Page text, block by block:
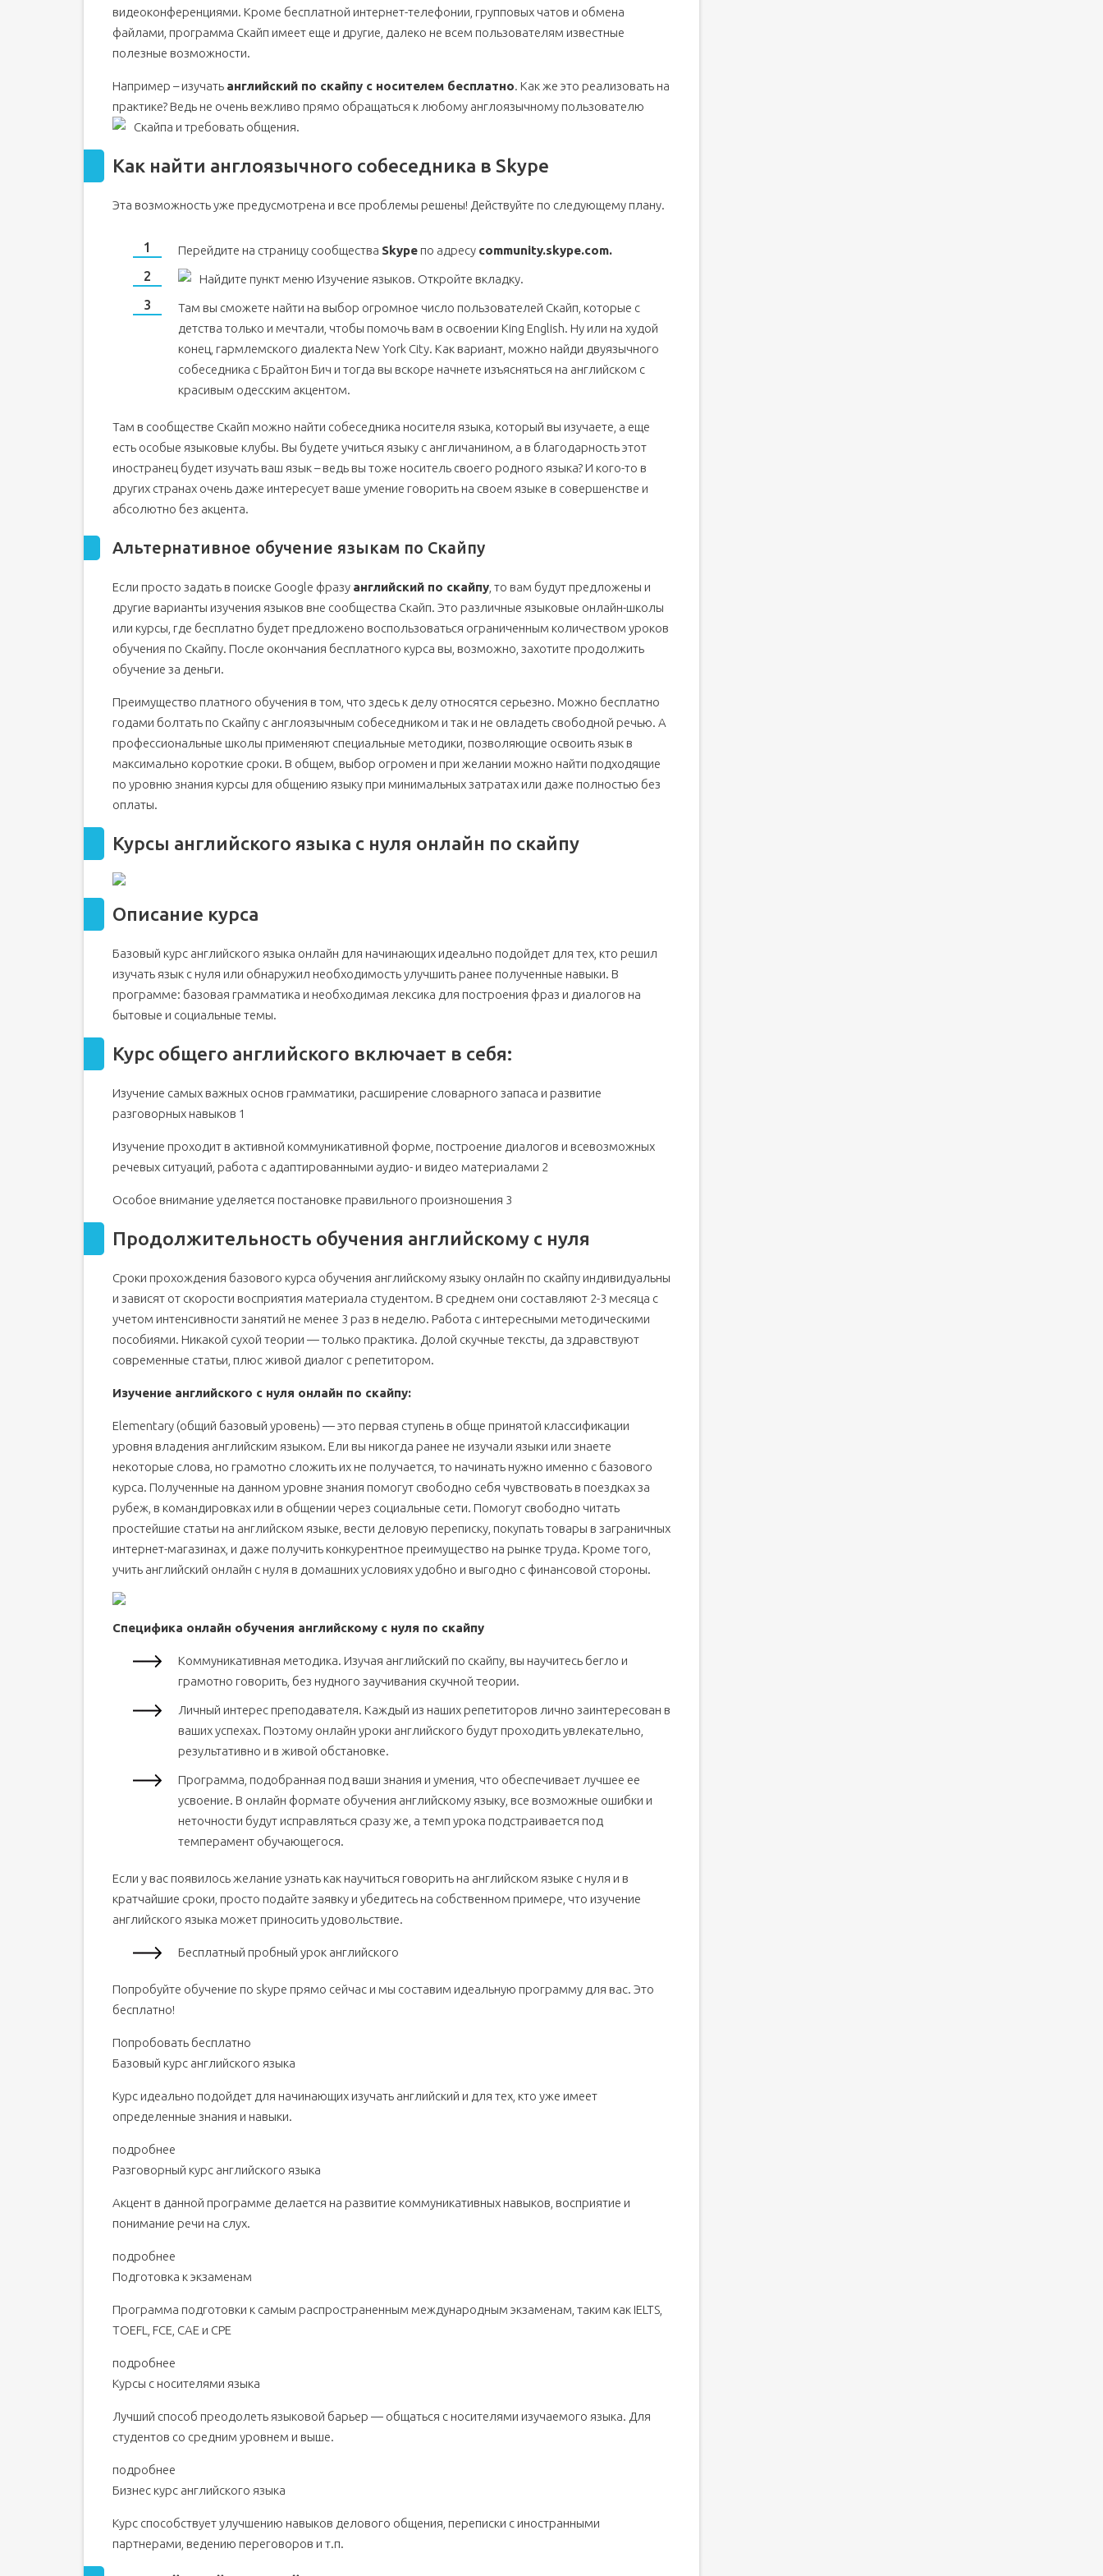
Курс общего английского включает в себя:
Продолжительность обучения английскому с нуля
Go-international
EnglishDom
видеоконференциями. Кроме бесплатной интернет-телефонии, групповых чатов и обмена
файлами, программа Скайп имеет еще и другие, далеко не всем пользователям известные
полезные возможности.
Например – изучать английский по скайпу с носителем бесплатно. Как же это реализовать на
практике? Ведь не очень вежливо прямо обращаться к любому англоязычному пользователю
Скайпа и требовать общения.
Как найти англоязычного собеседника в Skype
Эта возможность уже предусмотрена и все проблемы решены! Действуйте по следующему плану.
Перейдите на страницу сообщества Skype по адресу community.skype.com.
Найдите пункт меню Изучение языков. Откройте вкладку.
Там вы сможете найти на выбор огромное число пользователей Скайп, которые с
детства только и мечтали, чтобы помочь вам в освоении King English. Ну или на худой
конец, гармлемского диалекта New York City. Как вариант, можно найди двуязычного
собеседника с Брайтон Бич и тогда вы вскоре начнете изъясняться на английском с
красивым одесским акцентом.
Там в сообществе Скайп можно найти собеседника носителя языка, который вы изучаете, а еще
есть особые языковые клубы. Вы будете учиться языку с англичанином, а в благодарность этот
иностранец будет изучать ваш язык – ведь вы тоже носитель своего родного языка? И кого-то в
других странах очень даже интересует ваше умение говорить на своем языке в совершенстве и
абсолютно без акцента.
Альтернативное обучение языкам по Скайпу
Если просто задать в поиске Google фразу английский по скайпу , то вам будут предложены и
другие варианты изучения языков вне сообщества Скайп. Это различные языковые онлайн-школы
или курсы, где бесплатно будет предложено воспользоваться ограниченным количеством уроков
обучения по Скайпу. После окончания бесплатного курса вы, возможно, захотите продолжить
обучение за деньги.
Преимущество платного обучения в том, что здесь к делу относятся серьезно. Можно бесплатно
годами болтать по Скайпу с англоязычным собеседником и так и не овладеть свободной речью. А
профессиональные школы применяют специальные методики, позволяющие освоить язык в
максимально короткие сроки. В общем, выбор огромен и при желании можно найти подходящие
по уровню знания курсы для общению языку при минимальных затратах или даже полностью без
оплаты.
Курсы английского языка с нуля онлайн по скайпу
Описание курса
Базовый курс английского языка онлайн для начинающих идеально подойдет для тех, кто решил
изучать язык с нуля или обнаружил необходимость улучшить ранее полученные навыки. В
программе: базовая грамматика и необходимая лексика для построения фраз и диалогов на
бытовые и социальные темы.
Курс общего английского включает в себя:
Изучение самых важных основ грамматики, расширение словарного запаса и развитие
разговорных навыков 1
Изучение проходит в активной коммуникативной форме, построение диалогов и всевозможных
речевых ситуаций, работа с адаптированными аудио- и видео материалами 2
Особое внимание уделяется постановке правильного произношения 3
Продолжительность обучения английскому с нуля
Сроки прохождения базового курса обучения английскому языку онлайн по скайпу индивидуальны
и зависят от скорости восприятия материала студентом. В среднем они составляют 2-3 месяца с
учетом интенсивности занятий не менее 3 раз в неделю. Работа с интересными методическими
пособиями. Никакой сухой теории — только практика. Долой скучные тексты, да здравствуют
современные статьи, плюс живой диалог с репетитором.
Изучение английского с нуля онлайн по скайпу:
Elementary (общий базовый уровень) — это первая ступень в обще принятой классификации
уровня владения английским языком. Ели вы никогда ранее не изучали языки или знаете
некоторые слова, но грамотно сложить их не получается, то начинать нужно именно с базового
курса. Полученные на данном уровне знания помогут свободно себя чувствовать в поездках за
рубеж, в командировках или в общении через социальные сети. Помогут свободно читать
простейшие статьи на английском языке, вести деловую переписку, покупать товары в заграничных
интернет-магазинах, и даже получить конкурентное преимущество на рынке труда. Кроме того,
учить английский онлайн с нуля в домашних условиях удобно и выгодно с финансовой стороны.
Специфика онлайн обучения английскому с нуля по скайпу
Коммуникативная методика. Изучая английский по скайпу, вы научитесь бегло и
грамотно говорить, без нудного заучивания скучной теории.
Личный интерес преподавателя. Каждый из наших репетиторов лично заинтересован в
ваших успехах. Поэтому онлайн уроки английского будут проходить увлекательно,
результативно и в живой обстановке.
Программа, подобранная под ваши знания и умения, что обеспечивает лучшее ее
усвоение. В онлайн формате обучения английскому языку, все возможные ошибки и
неточности будут исправляться сразу же, а темп урока подстраивается под
темперамент обучающегося.
Если у вас появилось желание узнать как научиться говорить на английском языке с нуля и в
кратчайшие сроки, просто подайте заявку и убедитесь на собственном примере, что изучение
английского языка может приносить удовольствие.
Бесплатный пробный урок английского
Попробуйте обучение по skype прямо сейчас и мы составим идеальную программу для вас. Это
бесплатно!
Попробовать бесплатно
Базовый курс английского языка
Курс идеально подойдет для начинающих изучать английский и для тех, кто уже имеет
определенные знания и навыки.
подробнее
Разговорный курс английского языка
Акцент в данной программе делается на развитие коммуникативных навыков, восприятие и
понимание речи на слух.
подробнее
Подготовка к экзаменам
Программа подготовки к самым распространенным международным экзаменам, таким как IELTS,
TOEFL, FCE, CAE и CPE
подробнее
Курсы с носителями языка
Лучший способ преодолеть языковой барьер — общаться с носителями изучаемого языка. Для
студентов со средним уровнем и выше.
подробнее
Бизнес курс английского языка
Курс способствует улучшению навыков делового общения, переписки с иностранными
партнерами, ведению переговоров и т.п.